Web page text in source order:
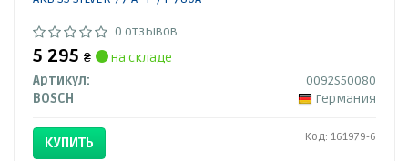
0 отзывов
5 295 ₴
на складе
Артикул:
0092S50080
BOSCH
Германия
КУПИТЬ Код: 161979-6